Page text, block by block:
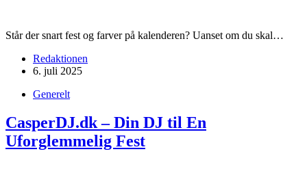
Står der snart fest og farver på kalenderen? Uanset om du skal…
Redaktionen
6. juli 2025
Generelt
CasperDJ.dk – Din DJ til En
Uforglemmelig Fest